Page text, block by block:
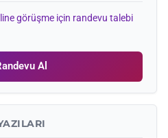
görüşme için randevu talebi
Al